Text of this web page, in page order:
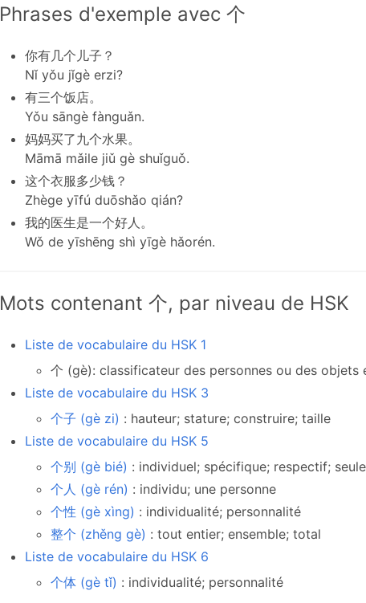
Phrases d'exemple avec 个
你有几个儿子？
Nǐ yǒu jǐgè erzi?
有三个饭店。
Yǒu sāngè fànguǎn.
妈妈买了九个水果。
Māmā mǎile jiǔ gè shuǐguǒ.
这个衣服多少钱？
Zhège yīfú duōshǎo qián?
我的医生是一个好人。
Wǒ de yīshēng shì yīgè hǎorén.
Mots contenant 个, par niveau de HSK
Liste de vocabulaire du HSK 1
个 (gè): classificateur des personnes ou des objets
Liste de vocabulaire du HSK 3
个子 (gè zi) : hauteur; stature; construire; taille
Liste de vocabulaire du HSK 5
个别 (gè bié) : individuel; spécifique; respectif;
个人 (gè rén) : individu; une personne
个性 (gè xìng) : individualité; personnalité
整个 (zhěng gè) : tout entier; ensemble; total
Liste de vocabulaire du HSK 6
个体 (gè tǐ) : individualité; personnalité